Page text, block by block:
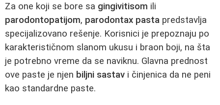
Za one koji se bore sa gingivitisom ili
parodontopatijom, parodontax pasta predstavlja
specijalizovano rešenje. Korisnici je prepoznaju po
karakterističnom slanom ukusu i braon boji, na šta
je potrebno vreme da se naviknu. Glavna prednost
ove paste je njen biljni sastav i činjenica da ne peni
kao standardne paste.